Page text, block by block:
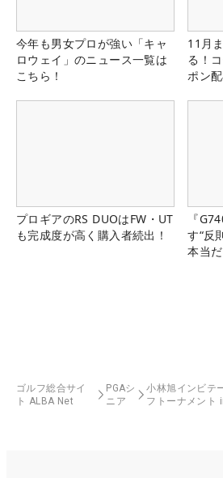
今年も男女プロが強い「キャ
ロウェイ」のニュース一覧は
こちら！
11月
る！
ポン配
プロギアのRS DUOはFW・UT
も完成度が高く購入者続出！
『
す“反
本当だ
ゴルフ総合サイ
ト ALBA Net
PGAシ
ニア
小林旭インビテ
フトーナメント